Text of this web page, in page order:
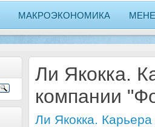
МАКРОЭКОНОМИКА
Ли Якокка.
компании
Ли Якокка.